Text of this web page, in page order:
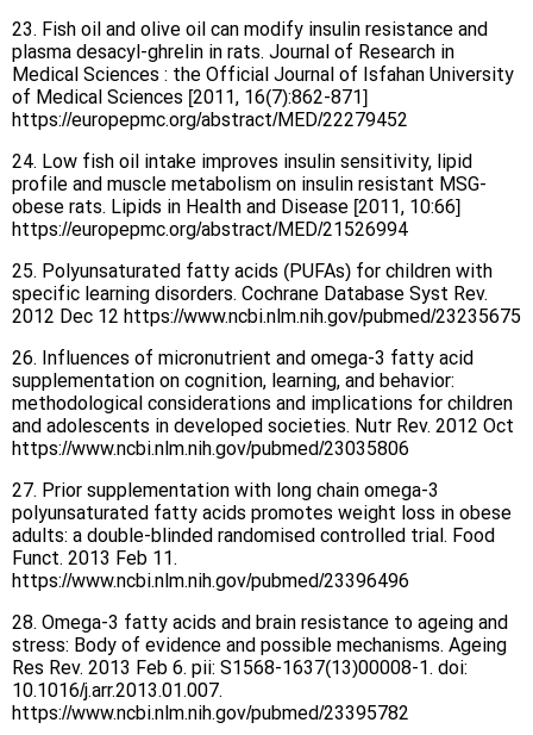
23. Fish oil and olive oil can modify insulin resistance and
plasma desacyl-ghrelin in rats. Journal of Research in
Medical Sciences : the Official Journal of Isfahan University
of Medical Sciences [2011, 16(7):862-871]
https://europepmc.org/abstract/MED/22279452
24. Low fish oil intake improves insulin sensitivity, lipid
profile and muscle metabolism on insulin resistant MSG-
obese rats. Lipids in Health and Disease [2011, 10:66]
https://europepmc.org/abstract/MED/21526994
25. Polyunsaturated fatty acids (PUFAs) for children with
specific learning disorders. Cochrane Database Syst Rev.
2012 Dec 12 https://www.ncbi.nlm.nih.gov/pubmed/23235675
26. Influences of micronutrient and omega-3 fatty acid
supplementation on cognition, learning, and behavior:
methodological considerations and implications for children
and adolescents in developed societies. Nutr Rev. 2012 Oct
https://www.ncbi.nlm.nih.gov/pubmed/23035806
27. Prior supplementation with long chain omega-3
polyunsaturated fatty acids promotes weight loss in obese
adults: a double-blinded randomised controlled trial. Food
Funct. 2013 Feb 11.
https://www.ncbi.nlm.nih.gov/pubmed/23396496
28. Omega-3 fatty acids and brain resistance to ageing and
stress: Body of evidence and possible mechanisms. Ageing
Res Rev. 2013 Feb 6. pii: S1568-1637(13)00008-1. doi:
10.1016/j.arr.2013.01.007.
https://www.ncbi.nlm.nih.gov/pubmed/23395782